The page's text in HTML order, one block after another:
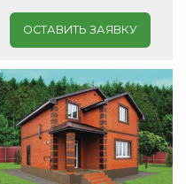
ОСТАВИТЬ ЗАЯВКУ